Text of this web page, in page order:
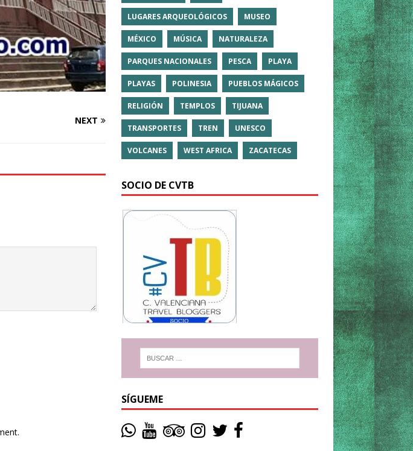
NEXT
LUGARES ARQUEOLÓGICOS MUSEO
MÉXICO MÚSICA NATURALEZA
PARQUES NACIONALES PESCA PLAYA
PLAYAS POLINESIA PUEBLOS MÁGICOS
RELIGIÓN TEMPLOS TIJUANA
TRANSPORTES TREN UNESCO
VOLCANES WEST AFRICA ZACATECAS
SOCIO DE CVTB
SÍGUEME